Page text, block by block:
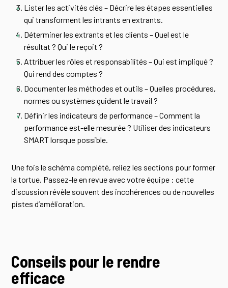
Lister les activités clés – Décrire les étapes essentielles
qui transforment les intrants en extrants.
Déterminer les extrants et les clients – Quel est le
résultat ? Qui le reçoit ?
Attribuer les rôles et responsabilités – Qui est impliqué ?
Qui rend des comptes ?
Documenter les méthodes et outils – Quelles procédures,
normes ou systèmes guident le travail ?
Définir les indicateurs de performance – Comment la
performance est-elle mesurée ? Utiliser des indicateurs
SMART lorsque possible.
Une fois le schéma complété, reliez les sections pour former
la tortue. Passez-le en revue avec votre équipe : cette
discussion révèle souvent des incohérences ou de nouvelles
pistes d’amélioration.
Conseils pour le rendre
efficace